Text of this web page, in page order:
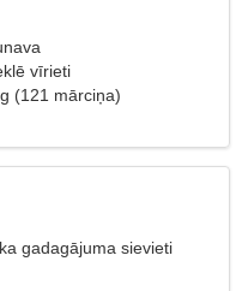
vīrieti
(121 mārciņa)
gadagājuma sievieti